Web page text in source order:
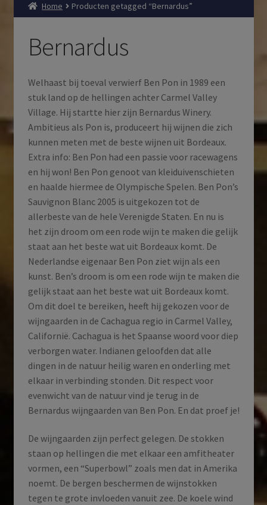
Home Producten getagged “Bernardus”
Bernardus
Welhaast bij toeval verwierf Ben Pon in 1989 een
stuk land op de hellingen achter Carmel Valley
Village. Hij startte hier zijn Bernardus Winery.
Ambitieus als Pon is, produceert hij wijnen die zich
kunnen meten met de beste wijnen uit Bordeaux.
Extra info: Ben Pon had een passie voor racewagens
en hij won! Ben Pon genoot van kleiduivenschieten
en haalde hiermee de Olympische Spelen. Ben Pon’s
Sauvignon Blanc 2005 is uitgekozen tot de
allerbeste van de hele Verenigde Staten. En nu is
het zijn droom om een rode wijn te maken die gelijk
staat aan het beste wat uit Bordeaux komt. De
Nederlandse eigenaar Ben Pon ziet wijn als een
kunst. Ben’s droom is om een rode wijn te maken die
gelijk staat aan het beste wat uit Bordeaux komt.
Om dit doel te bereiken, heeft hij gekozen voor de
wijngaarden in de Cachagua regio in Carmel Valley,
Californië. Cachagua is het Spaanse woord voor diep
verborgen water. Indianen geloofden dat alle
dingen in de natuur heilig waren en onderling met
elkaar in verbinding stonden. Dit respect voor
evenwicht van de natuur vind je terug in de
Bernardus wijngaarden van Ben Pon. En dat proef je!
De wijngaarden zijn perfect gelegen. De stokken
staan op hellingen die met elkaar een amfitheater
vormen, een “Superbowl” zoals men dat in Amerika
noemt. De bergen beschermen de wijnstokken
tegen te grote invloeden vanuit zee. De koele wind